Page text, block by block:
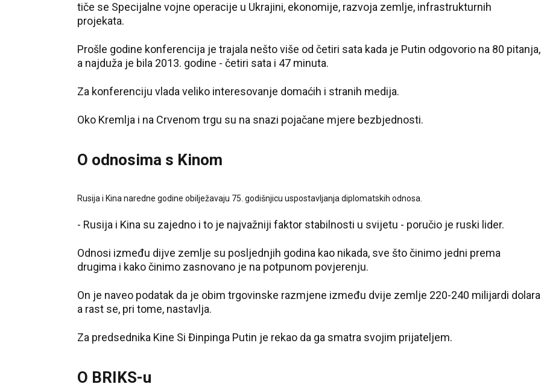
tiče se Specijalne vojne operacije u Ukrajini, ekonomije, razvoja zemlje, infrastrukturnih
projekata.
Prošle godine konferencija je trajala nešto više od četiri sata kada je Putin odgovorio na 80 pitanja,
a najduža je bila 2013. godine - četiri sata i 47 minuta.
Za konferenciju vlada veliko interesovanje domaćih i stranih medija.
Oko Kremlja i na Crvenom trgu su na snazi pojačane mjere bezbjednosti.
O odnosima s Kinom
Rusija i Kina naredne godine obilježavaju 75. godišnjicu uspostavljanja diplomatskih odnosa.
- Rusija i Kina su zajedno i to je najvažniji faktor stabilnosti u svijetu - poručio je ruski lider.
Odnosi između dijve zemlje su posljednjih godina kao nikada, sve što činimo jedni prema
drugima i kako činimo zasnovano je na potpunom povjerenju.
On je naveo podatak da je obim trgovinske razmjene između dvije zemlje 220-240 milijardi dolara
a rast se, pri tome, nastavlja.
Za predsednika Kine Si Đinpinga Putin je rekao da ga smatra svojim prijateljem.
O BRIKS-u